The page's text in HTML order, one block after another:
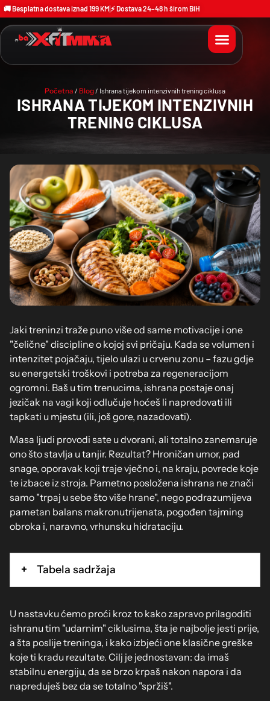
🚚 Besplatna dostava iznad 199 KM ⚡ Dostava 24–48 h širom BiH
Početna / Blog/ Ishrana tijekom intenzivnih trening ciklusa
ISHRANA TIJEKOM INTENZIVNIH
TRENING CIKLUSA
Jaki treninzi traže puno više od same motivacije i one
"čelične" discipline o kojoj svi pričaju. Kada se volumen i
intenzitet pojačaju, tijelo ulazi u crvenu zonu – fazu gdje
su energetski troškovi i potreba za regeneracijom
ogromni. Baš u tim trenucima, ishrana postaje onaj
jezičak na vagi koji odlučuje hoćeš li napredovati ili
tapkati u mjestu (ili, još gore, nazadovati).
Masa ljudi provodi sate u dvorani, ali totalno zanemaruje
ono što stavlja u tanjir. Rezultat? Hroničan umor, pad
snage, oporavak koji traje vječno i, na kraju, povrede koje
te izbace iz stroja. Pametno posložena ishrana ne znači
samo "trpaj u sebe što više hrane", nego podrazumijeva
pametan balans makronutrijenata, pogođen tajming
obroka i, naravno, vrhunsku hidrataciju.
Tabela sadržaja
U nastavku ćemo proći kroz to kako zapravo prilagoditi
ishranu tim "udarnim" ciklusima, šta je najbolje jesti prije,
a šta poslije treninga, i kako izbjeći one klasične greške
koje ti kradu rezultate. Cilj je jednostavan: da imaš
stabilnu energiju, da se brzo krpaš nakon napora i da
napreduješ bez da se totalno "spržiš".